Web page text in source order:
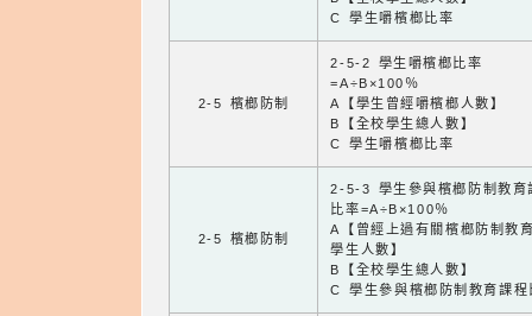
C 學生嚼檳榔比率
2-5 檳榔防制
2-5-2 學生嚼檳榔比率
=A÷B×100％
A【學生曾經嚼檳榔人數】
B【全校學生總人數】
C 學生嚼檳榔比率
2-5 檳榔防制
2-5-3 學生參與檳榔防制教育
比率=A÷B×100％
A【曾經上過有關檳榔防制教
學生人數】
B【全校學生總人數】
C 學生參與檳榔防制教育課程